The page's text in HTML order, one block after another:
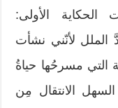
الأولى:
الملل لأنّني نشأت
التي مسرحُها حياةُ
الانتقال مِن